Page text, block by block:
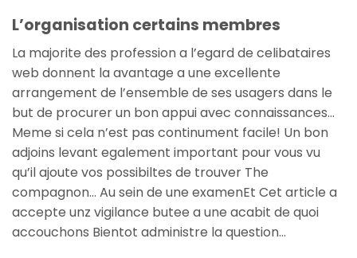
L’organisation certains membres
La majorite des profession a l’egard de celibataires
web donnent la avantage a une excellente
arrangement de l’ensemble de ses usagers dans le
but de procurer un bon appui avec connaissances…
Meme si cela n’est pas continument facile! Un bon
adjoins levant egalement important pour vous vu
qu’il ajoute vos possibiltes de trouver The
compagnon… Au sein de une examenEt Cet article a
accepte unz vigilance butee a une acabit de quoi
accouchons Bientot administre la question…